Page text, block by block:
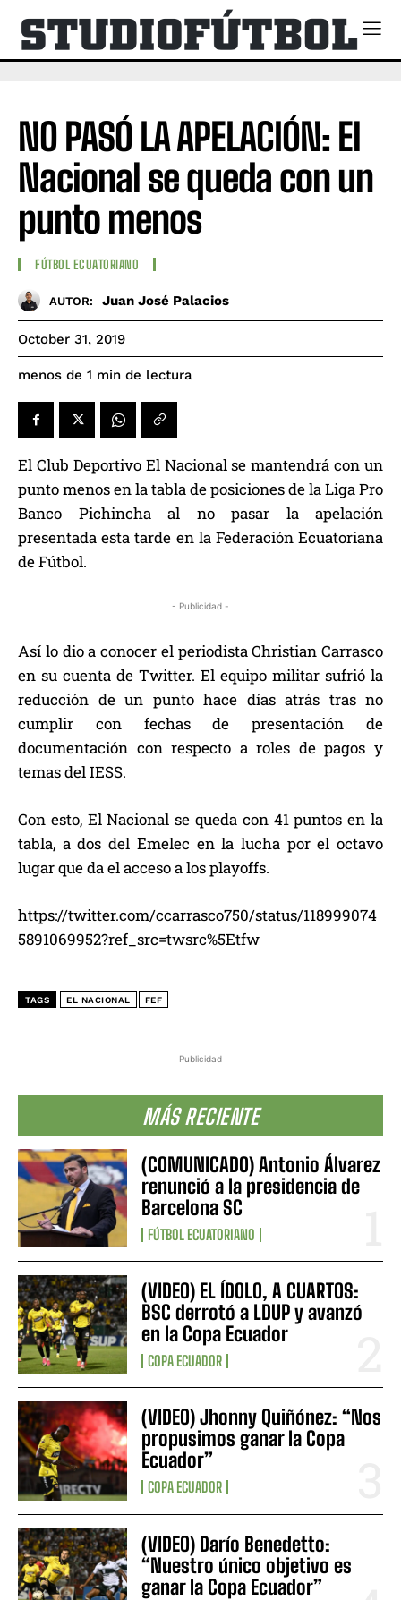
Publicidad
MÁS RECIENTE
(COMUNICADO) Antonio Álvarez
renunció a la presidencia de
Barcelona SC
FÚTBOL ECUATORIANO
(VIDEO) EL ÍDOLO, A CUARTOS:
BSC derrotó a LDUP y avanzó
en la Copa Ecuador
COPA ECUADOR
(VIDEO) Jhonny Quiñónez: “Nos
propusimos ganar la Copa
Ecuador”
COPA ECUADOR
(VIDEO) Darío Benedetto:
“Nuestro único objetivo es
ganar la Copa Ecuador”
NO PASÓ LA APELACIÓN: El
Nacional se queda con un
punto menos
FÚTBOL ECUATORIANO
AUTOR: Juan José Palacios
October 31, 2019
menos de 1 min de lectura
El Club Deportivo El Nacional se mantendrá con un
punto menos en la tabla de posiciones de la Liga Pro
Banco Pichincha al no pasar la apelación
presentada esta tarde en la Federación Ecuatoriana
de Fútbol.
- Publicidad -
Así lo dio a conocer el periodista Christian Carrasco
en su cuenta de Twitter. El equipo militar sufrió la
reducción de un punto hace días atrás tras no
cumplir con fechas de presentación de
documentación con respecto a roles de pagos y
temas del IESS.
Con esto, El Nacional se queda con 41 puntos en la
tabla, a dos del Emelec en la lucha por el octavo
lugar que da el acceso a los playoffs.
https://twitter.com/ccarrasco750/status/118999074
5891069952?ref_src=twsrc%5Etfw
TAGS EL NACIONAL FEF